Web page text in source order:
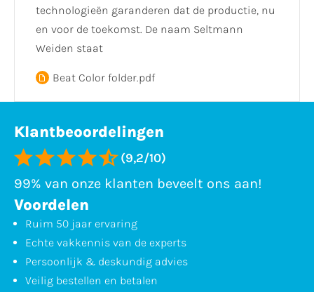
technologieën garanderen dat de productie, nu
en voor de toekomst. De naam Seltmann
Weiden staat
Beat Color folder.pdf
Klantbeoordelingen
(9,2/10)
99% van onze klanten beveelt ons aan!
Voordelen
Ruim 50 jaar ervaring
Echte vakkennis van de experts
Persoonlijk & deskundig advies
Veilig bestellen en betalen